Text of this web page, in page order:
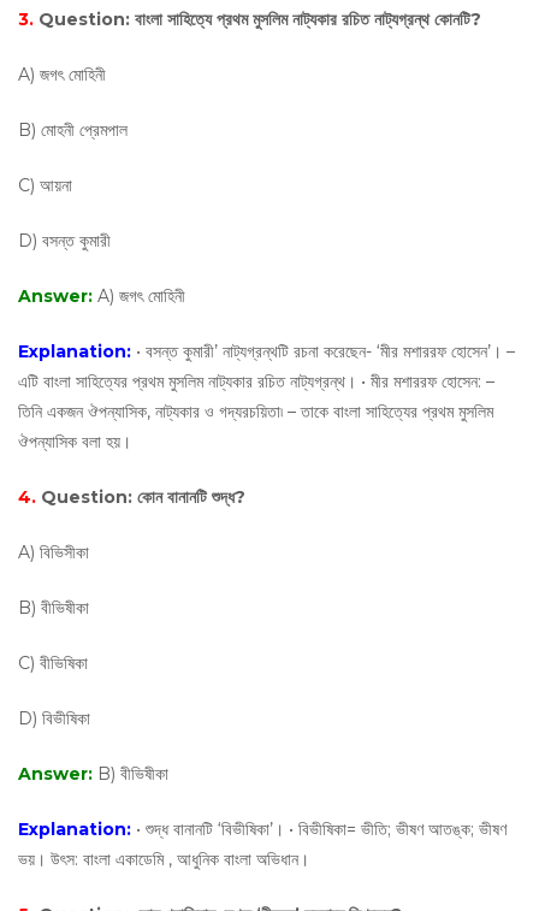
3. Question: বাংলা সাহিত্যে প্রথম মুসলিম নাট্যকার রচিত নাট্যগ্রন্থ কোনটি?
A) জগৎ মোহিনী
B) মোহনী প্রেমপাল
C) আয়না
D) বসন্ত কুমারী
Answer: A) জগৎ মোহিনী
Explanation: • বসন্ত কুমারী’ নাট্যগ্রন্থটি রচনা করেছেন- ‘মীর মশাররফ হোসেন’। –
এটি বাংলা সাহিত্যের প্রথম মুসলিম নাট্যকার রচিত নাট্যগ্রন্থ। • মীর মশাররফ হোসেন: –
তিনি একজন ঔপন্যাসিক, নাট্যকার ও গদ্যরচয়িতা৷ – তাকে বাংলা সাহিত্যের প্রথম মুসলিম
ঔপন্যাসিক বলা হয়।
4. Question: কোন বানানটি শুদ্ধ?
A) বিভিসীকা
B) বীভিষীকা
C) বীভিষিকা
D) বিভীষিকা
Answer: B) বীভিষীকা
Explanation: • শুদ্ধ বানানটি ‘বিভীষিকা’। • বিভীষিকা= ভীতি; ভীষণ আতঙ্ক; ভীষণ
ভয়। উৎস: বাংলা একাডেমি , আধুনিক বাংলা অভিধান।